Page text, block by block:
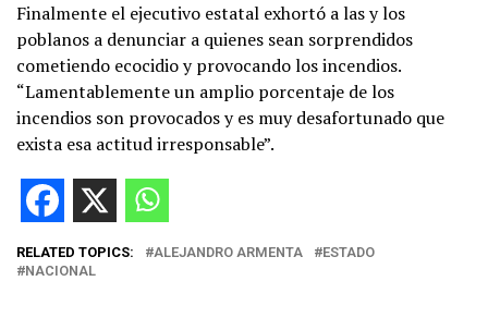
Finalmente el ejecutivo estatal exhortó a las y los
poblanos a denunciar a quienes sean sorprendidos
cometiendo ecocidio y provocando los incendios.
“Lamentablemente un amplio porcentaje de los
incendios son provocados y es muy desafortunado que
exista esa actitud irresponsable”.
RELATED TOPICS: ALEJANDRO ARMENTA
ESTADO
NACIONAL